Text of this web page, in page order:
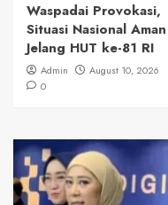
Waspadai Provokasi,
Situasi Nasional Aman
Jelang HUT ke-81 RI
Admin
August 10, 2026
0